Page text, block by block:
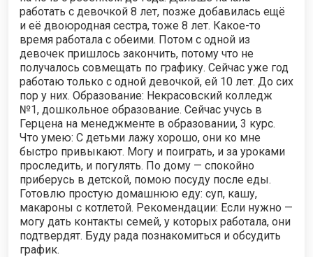
работать с девочкой 8 лет, позже добавилась ещё
и её двоюродная сестра, тоже 8 лет. Какое-то
время работала с обеими. Потом с одной из
девочек пришлось закончить, потому что не
получалось совмещать по графику. Сейчас уже год
работаю только с одной девочкой, ей 10 лет. До сих
пор у них. Образование: Некрасовский колледж
№1, дошкольное образование. Сейчас учусь в
Герцена на менеджменте в образовании, 3 курс.
Что умею: С детьми лажу хорошо, они ко мне
быстро привыкают. Могу и поиграть, и за уроками
проследить, и погулять. По дому — спокойно
приберусь в детской, помою посуду после еды.
Готовлю простую домашнюю еду: суп, кашу,
макароны с котлетой. Рекомендации: Если нужно —
могу дать контакты семей, у которых работала, они
подтвердят. Буду рада познакомиться и обсудить
график.